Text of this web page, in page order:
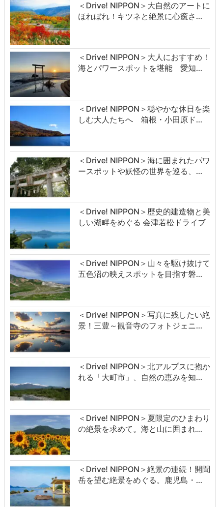
＜Drive! NIPPON＞大自然のアートに
ほれぼれ！キツネと絶景に心癒さ…
＜Drive! NIPPON＞大人におすすめ！
海とパワースポットを堪能 愛知…
＜Drive! NIPPON＞穏やかな休日を楽
しむ大人たちへ 箱根・小田原ド…
＜Drive! NIPPON＞海に囲まれたパワ
ースポットや妖怪の世界を巡る、…
＜Drive! NIPPON＞歴史的建造物と美
しい湖畔をめぐる 会津若松ドライブ
＜Drive! NIPPON＞山々を駆け抜けて
五色沼の映えスポットを目指す磐…
＜Drive! NIPPON＞写真に残したい絶
景！三豊～観音寺のフォトジェニ…
＜Drive! NIPPON＞北アルプスに抱か
れる「大町市」、自然の恵みを知…
＜Drive! NIPPON＞夏限定のひまわり
の絶景を求めて。海と山に囲まれ…
＜Drive! NIPPON＞絶景の連続！開聞
岳を望む絶景をめぐる。鹿児島・…